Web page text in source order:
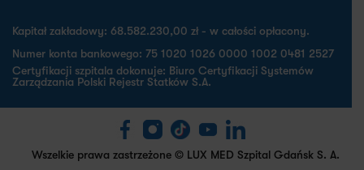
Kapitał zakładowy: 68.582.230,00 zł - w całości opłacony.
Numer konta bankowego: 75 1020 1026 0000 1002 0481 2527
Certyfikacji szpitala dokonuje: Biuro Certyfikacji Systemów
Zarządzania Polski Rejestr Statków S.A.
Wszelkie prawa zastrzeżone © LUX MED Szpital Gdańsk S. A.